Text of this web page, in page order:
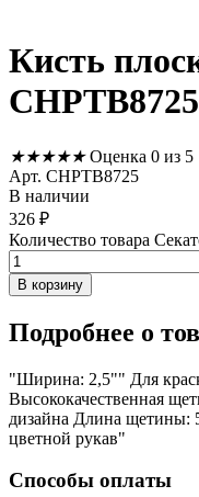
Кисть
★★★★★ Оценка 0 из 5
Арт. CHPTB8725
В наличии
326 ₽
Количество товара
В корзину
Подробнее о
"Ширина: 2,5"" Для
Высококачественная
дизайна Длина щетины:
цветной рукав"
Способы оплаты